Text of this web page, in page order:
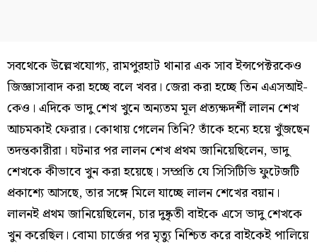
সবথেকে উল্লেখযোগ্য, রামপুরহাট থানার এক সাব ইন্সপেক্টরকেও
জিজ্ঞাসাবাদ করা হচ্ছে বলে খবর। জেরা করা হচ্ছে তিন এএসআই-
কেও। এদিকে ভাদু শেখ খুনে অন্যতম মূল প্রত্যক্ষদর্শী লালন শেখ
আচমকাই ফেরার। কোথায় গেলেন তিনি? তাঁকে হন্যে হয়ে খুঁজছেন
তদন্তকারীরা। ঘটনার পর লালন শেখ প্রথম জানিয়েছিলেন, ভাদু
শেখকে কীভাবে খুন করা হয়েছে। সম্প্রতি যে সিসিটিভি ফুটেজটি
প্রকাশ্যে আসছে, তার সঙ্গে মিলে যাচ্ছে লালন শেখের বয়ান।
লালনই প্রথম জানিয়েছিলেন, চার দুষ্কৃতী বাইকে এসে ভাদু শেখকে
খুন করেছিল। বোমা চার্জের পর মৃত্যু নিশ্চিত করে বাইকেই পালিয়ে